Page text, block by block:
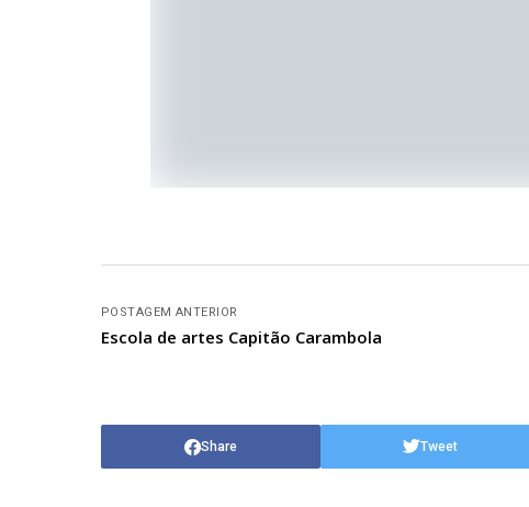
POSTAGEM ANTERIOR
Escola de artes Capitão Carambola
Share Tweet